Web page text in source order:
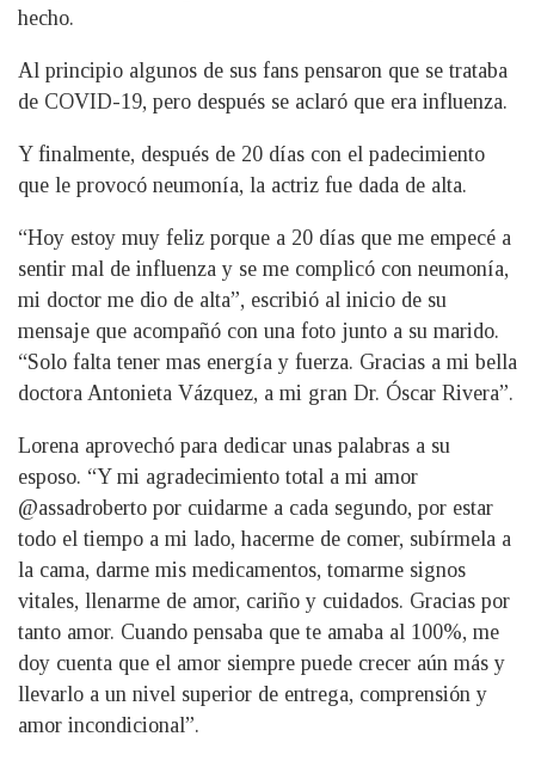
hecho.
Al principio algunos de sus fans pensaron que se trataba
de COVID-19, pero después se aclaró que era influenza.
Y finalmente, después de 20 días con el padecimiento
que le provocó neumonía, la actriz fue dada de alta.
“Hoy estoy muy feliz porque a 20 días que me empecé a
sentir mal de influenza y se me complicó con neumonía,
mi doctor me dio de alta”, escribió al inicio de su
mensaje que acompañó con una foto junto a su marido.
“Solo falta tener mas energía y fuerza. Gracias a mi bella
doctora Antonieta Vázquez, a mi gran Dr. Óscar Rivera”.
Lorena aprovechó para dedicar unas palabras a su
esposo. “Y mi agradecimiento total a mi amor
@assadroberto por cuidarme a cada segundo, por estar
todo el tiempo a mi lado, hacerme de comer, subírmela a
la cama, darme mis medicamentos, tomarme signos
vitales, llenarme de amor, cariño y cuidados. Gracias por
tanto amor. Cuando pensaba que te amaba al 100%, me
doy cuenta que el amor siempre puede crecer aún más y
llevarlo a un nivel superior de entrega, comprensión y
amor incondicional”.